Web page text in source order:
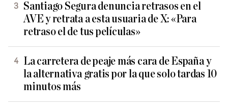
Santiago Segura denuncia retrasos en el
AVE y retrata a esta usuaria de X: «Para
retraso el de tus películas»
La carretera de peaje más cara de España y
la alternativa gratis por la que solo tardas 10
minutos más